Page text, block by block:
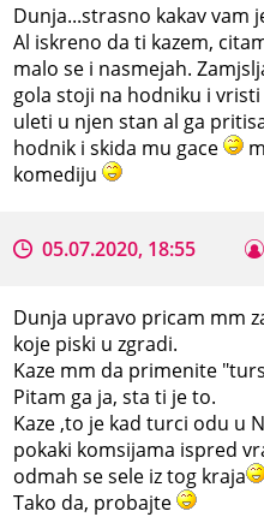
Dunja...strasno kakav vam
Al iskreno da ti kazem,
malo se i nasmejah.
gola stoji na hodniku i
uleti u njen stan al ga
hodnik i skida mu gace
komediju
05.07.2020, 18:55
Dunja upravo pricam mm
koje piski u zgradi.
Kaze mm da primenite
Pitam ga ja, sta ti je to.
Kaze ,to je kad turci odu u
pokaki komsijama ispred
odmah se sele iz tog kraja
Tako da, probajte